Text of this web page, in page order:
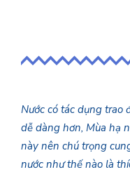
Nước có tác dụng trao
dễ dàng hơn, Mùa hạ
này nên chú trọng
nước như thế nào là